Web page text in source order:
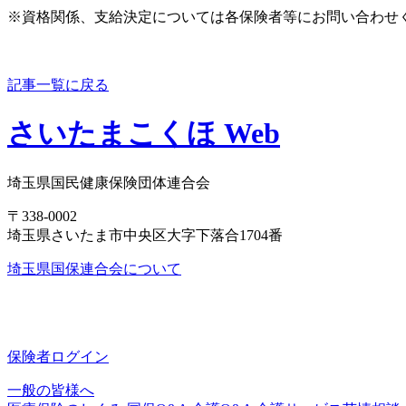
※資格関係、支給決定については各保険者等にお問い合わせ
記事一覧に戻る
さいたまこくほ Web
埼玉県国民健康保険団体連合会
〒338-0002
埼玉県さいたま市中央区大字下落合1704番
埼玉県国保連合会について
保険者ログイン
一般の皆様へ